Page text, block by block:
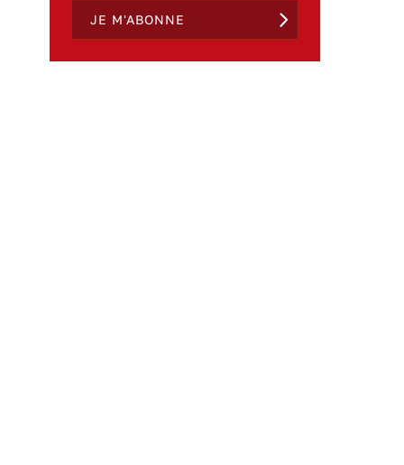
JE M'ABONNE